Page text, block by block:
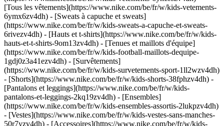
[Tous les vêtements](https://www.nike.com/be/fr/w/kids-vetements-
6ymx6zv4dh) - [Sweats à capuche et sweats]
(https://www.nike.com/be/fr/w/kids-sweats-a-capuche-et-sweats-
6rivezv4dh) - [Hauts et t-shirts](https://www.nike.com/be/fr/w/kids-
hauts-et-t-shirts-9om13zv4dh) - [Tenues et maillots d'équipe]
(https://www.nike.com/be/fr/w/kids-football-maillots-dequipe-
1gdj0z3a41ezv4dh) - [Survêtements]
(https://www.nike.com/be/fr/w/kids-survetements-sport-1ll2wzv4dh)
- [Shorts](https://www.nike.com/be/fr/w/kids-shorts-38fphzv4dh) -
[Pantalons et leggings](https://www.nike.com/be/fr/w/kids-
pantalons-et-leggings-2kq19zv4dh) - [Ensembles]
(https://www.nike.com/be/fr/w/kids-ensembles-assortis-2lukpzv4dh)
- [Vestes](https://www.nike.com/be/fr/w/kids-vestes-sans-manches-
50r7yzv4dh) - [Accessoires](https://www.nike.com/be/fr/w/kids-